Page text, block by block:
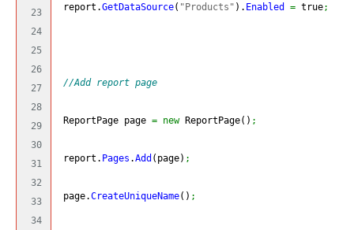
23
24
25
26
27
28
29
30
31
32
33
34
report.GetDataSource( "Products" ) . Enabled = true;
//Add report page
ReportPage page = new ReportPage( ) ;
report. Pages .Add ( page) ;
page.CreateUniqueName( ) ;